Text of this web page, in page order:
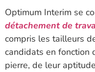
Optimum Interim se
détachement de
compris les tailleurs
candidats en fonction
pierre, de leur